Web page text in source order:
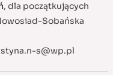
, dla początkujących
Sobańska
s@wp.pl